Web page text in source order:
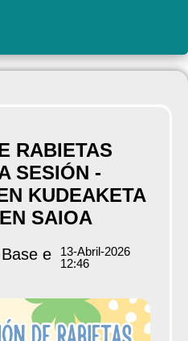
RABIETAS
SESIÓN -
KUDEAKETA
SAIOA
e
13-Abril-2026
12:46